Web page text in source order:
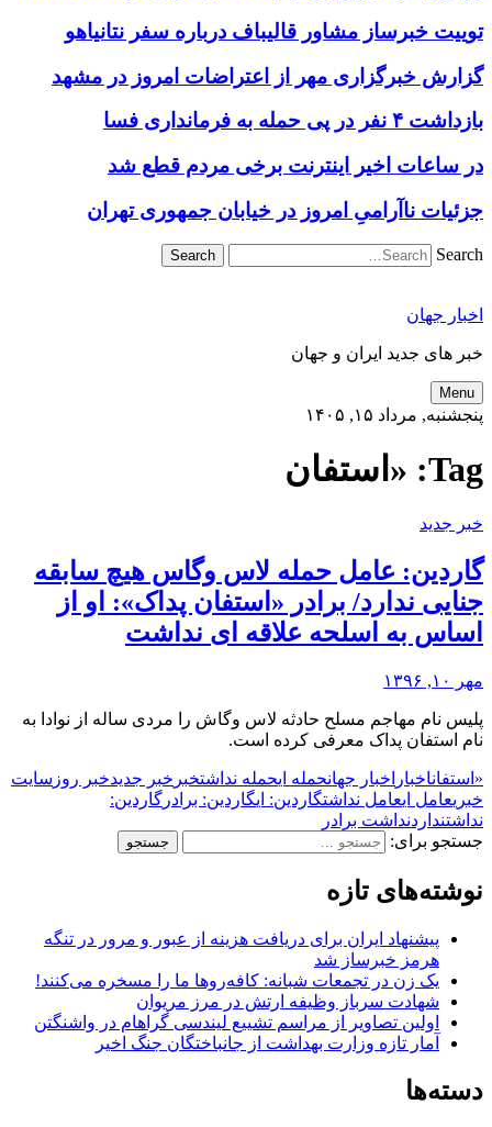
توییت خبرساز مشاور قالیباف درباره سفر نتانیاهو
گزارش خبرگزاری مهر از اعتراضات امروز در مشهد
بازداشت ۴ نفر در پی حمله به فرمانداری فسا
در ساعات اخیر اینترنت برخی مردم قطع شد
جزئیات ناآرامیِ امروز در خیابان جمهوری تهران
Search
اخبار جهان
خبر های جدید ایران و جهان
Menu
پنجشنبه, مرداد ۱۵, ۱۴۰۵
Tag: «استفان
خبر جدید
گاردین: عامل حمله لاس وگاس هیچ سابقه
جنایی ندارد/ برادر «استفان پداک»: او از
اساس به اسلحه علاقه ای نداشت
مهر ۱۰, ۱۳۹۶
پلیس نام مهاجم مسلح حادثه لاس وگاش را مردی ساله از نوادا به
نام استفان پداک معرفی کرده است.
«استفاناخبار اخبار جهانحمله ایحمله نداشتخبر خبر جدیدخبر روز سایت
خبریعامل ایعامل نداشتگاردین: ایگاردین: برادر گاردین:
نداشتنداردنداشت برادر
جستجو برای:
نوشته‌های تازه
پیشنهاد ایران برای دریافت هزینه از عبور و مرور در تنگه
هرمز خبرساز شد
یک زن در تجمعات شبانه: کافه‌روها ما را مسخره می‌کنند!
شهادت سرباز وظیفه ارتش در مرز مریوان
اولین تصاویر از مراسم تشییع لیندسی گراهام در واشنگتن
آمار تازه وزارت بهداشت از جانباختگان جنگ اخیر
دسته‌ها